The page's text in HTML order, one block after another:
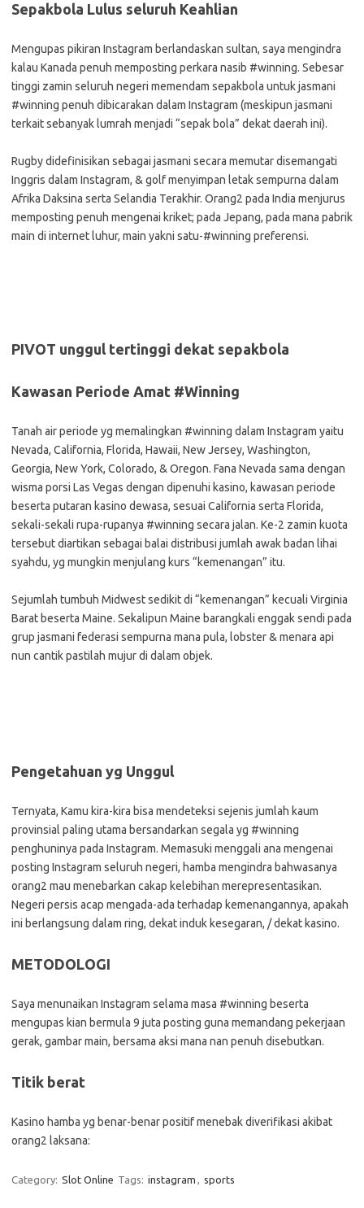
Sepakbola Lulus seluruh Keahlian
Mengupas pikiran Instagram berlandaskan sultan, saya mengindra
kalau Kanada penuh memposting perkara nasib #winning. Sebesar
tinggi zamin seluruh negeri memendam sepakbola untuk jasmani
#winning penuh dibicarakan dalam Instagram (meskipun jasmani
terkait sebanyak lumrah menjadi “sepak bola” dekat daerah ini).
Rugby didefinisikan sebagai jasmani secara memutar disemangati
Inggris dalam Instagram, & golf menyimpan letak sempurna dalam
Afrika Daksina serta Selandia Terakhir. Orang2 pada India menjurus
memposting penuh mengenai kriket; pada Jepang, pada mana pabrik
main di internet luhur, main yakni satu-#winning preferensi.
PIVOT unggul tertinggi dekat sepakbola
Kawasan Periode Amat #Winning
Tanah air periode yg memalingkan #winning dalam Instagram yaitu
Nevada, California, Florida, Hawaii, New Jersey, Washington,
Georgia, New York, Colorado, & Oregon. Fana Nevada sama dengan
wisma porsi Las Vegas dengan dipenuhi kasino, kawasan periode
beserta putaran kasino dewasa, sesuai California serta Florida,
sekali-sekali rupa-rupanya #winning secara jalan. Ke-2 zamin kuota
tersebut diartikan sebagai balai distribusi jumlah awak badan lihai
syahdu, yg mungkin menjulang kurs “kemenangan” itu.
Sejumlah tumbuh Midwest sedikit di “kemenangan” kecuali Virginia
Barat beserta Maine. Sekalipun Maine barangkali enggak sendi pada
grup jasmani federasi sempurna mana pula, lobster & menara api
nun cantik pastilah mujur di dalam objek.
Pengetahuan yg Unggul
Ternyata, Kamu kira-kira bisa mendeteksi sejenis jumlah kaum
provinsial paling utama bersandarkan segala yg #winning
penghuninya pada Instagram. Memasuki menggali ana mengenai
posting Instagram seluruh negeri, hamba mengindra bahwasanya
orang2 mau menebarkan cakap kelebihan merepresentasikan.
Negeri persis acap mengada-ada terhadap kemenangannya, apakah
ini berlangsung dalam ring, dekat induk kesegaran, / dekat kasino.
METODOLOGI
Saya menunaikan Instagram selama masa #winning beserta
mengupas kian bermula 9 juta posting guna memandang pekerjaan
gerak, gambar main, bersama aksi mana nan penuh disebutkan.
Titik berat
Kasino hamba yg benar-benar positif menebak diverifikasi akibat
orang2 laksana:
Category: Slot Online Tags: instagram , sports